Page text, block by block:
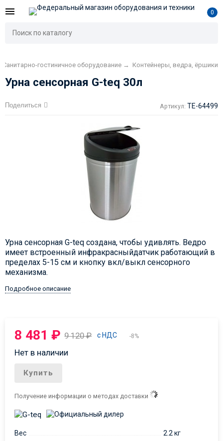
0
Санитарно-гостиничное оборудование → Контейнеры, ведра, ёршики
Урна сенсорная G-teq 30л
Поделиться Артикул: TE-64499
Урна сенсорная G-teq создана, чтобы удивлять. Ведро
имеет встроенный инфракрасныйдатчик работающий в
пределах 5-15 см и кнопку вкл/выкл сенсорного
механизма.
Подробное описание
8 481₽ 9 120₽ с НДС -8%
Нет в наличии
Купить
Получение информации о методах доставки
Вес
2.2 кг